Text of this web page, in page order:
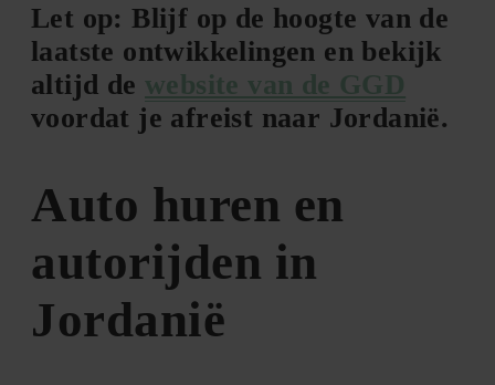
Let op: Blijf op de hoogte van de
laatste ontwikkelingen en bekijk
altijd de website van de GGD
voordat je afreist naar Jordanië.
Auto huren en
autorijden in
Jordanië